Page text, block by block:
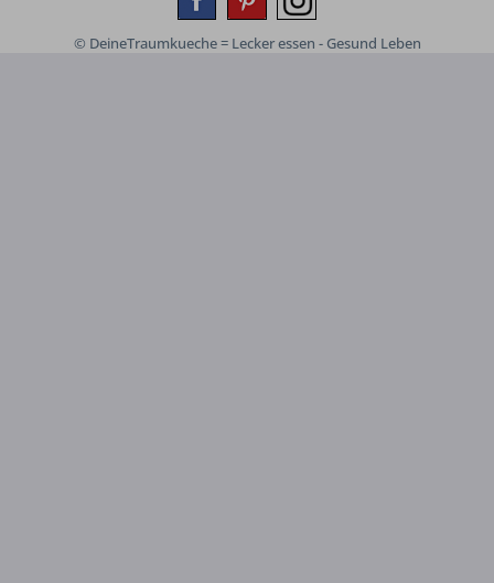
© DeineTraumkueche = Lecker essen - Gesund Leben